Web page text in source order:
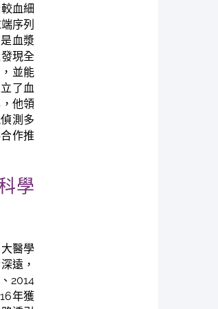
血細
序列
血漿
現全
並能
了血
他領
測多
作推
學
醫學
遠，
2014
年獲